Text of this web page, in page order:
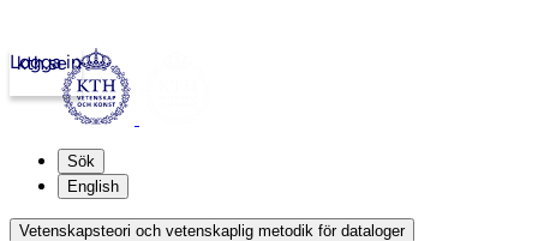
kth.se
Logga in
Sök
English
Vetenskapsteori och vetenskaplig metodik för dataloger